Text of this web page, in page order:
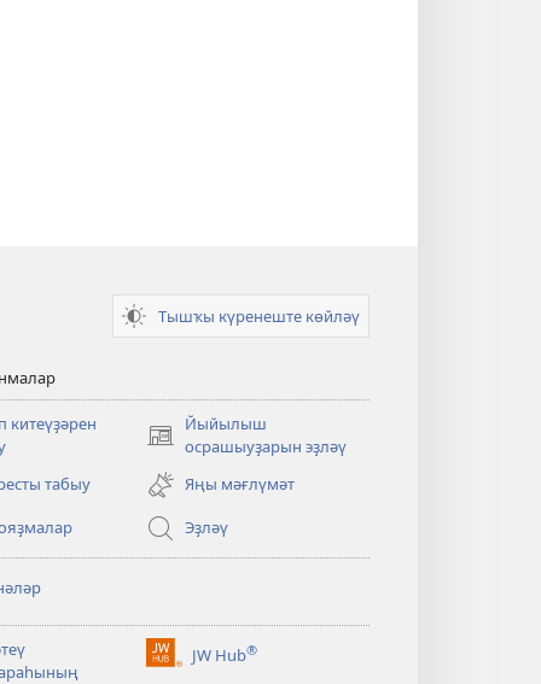
Тышҡы күренеште көйләү
китеүҙәрен
Йыйылыш
осрашыуҙарын эҙләү
(opens
new
window)
табыу
Яңы мәғлүмәт
Эҙләү
JW Hub®
(opens